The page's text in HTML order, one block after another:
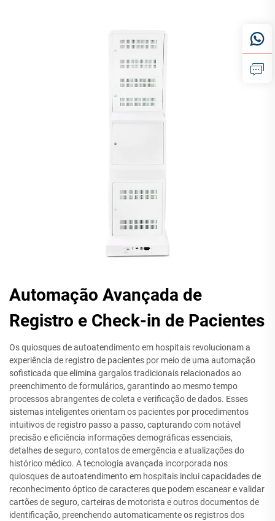
Automação Avançada de
Registro e Check-in de Pacientes
Os quiosques de autoatendimento em hospitais revolucionam a
experiência de registro de pacientes por meio de uma automação
sofisticada que elimina gargalos tradicionais relacionados ao
preenchimento de formulários, garantindo ao mesmo tempo
processos abrangentes de coleta e verificação de dados. Esses
sistemas inteligentes orientam os pacientes por procedimentos
intuitivos de registro passo a passo, capturando com notável
precisão e eficiência informações demográficas essenciais,
detalhes de seguro, contatos de emergência e atualizações do
histórico médico. A tecnologia avançada incorporada nos
quiosques de autoatendimento em hospitais inclui capacidades de
reconhecimento óptico de caracteres que podem escanear e validar
cartões de seguro, carteiras de motorista e outros documentos de
identificação, preenchendo automaticamente os registros dos